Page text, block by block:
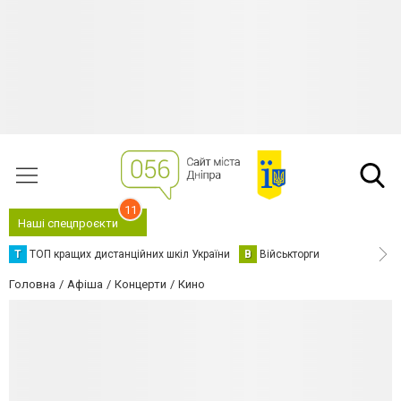
Наші спецпроєкти
11
Т ТОП кращих дистанційних шкіл України В Військторги
Головна Афіша Концерти Кино